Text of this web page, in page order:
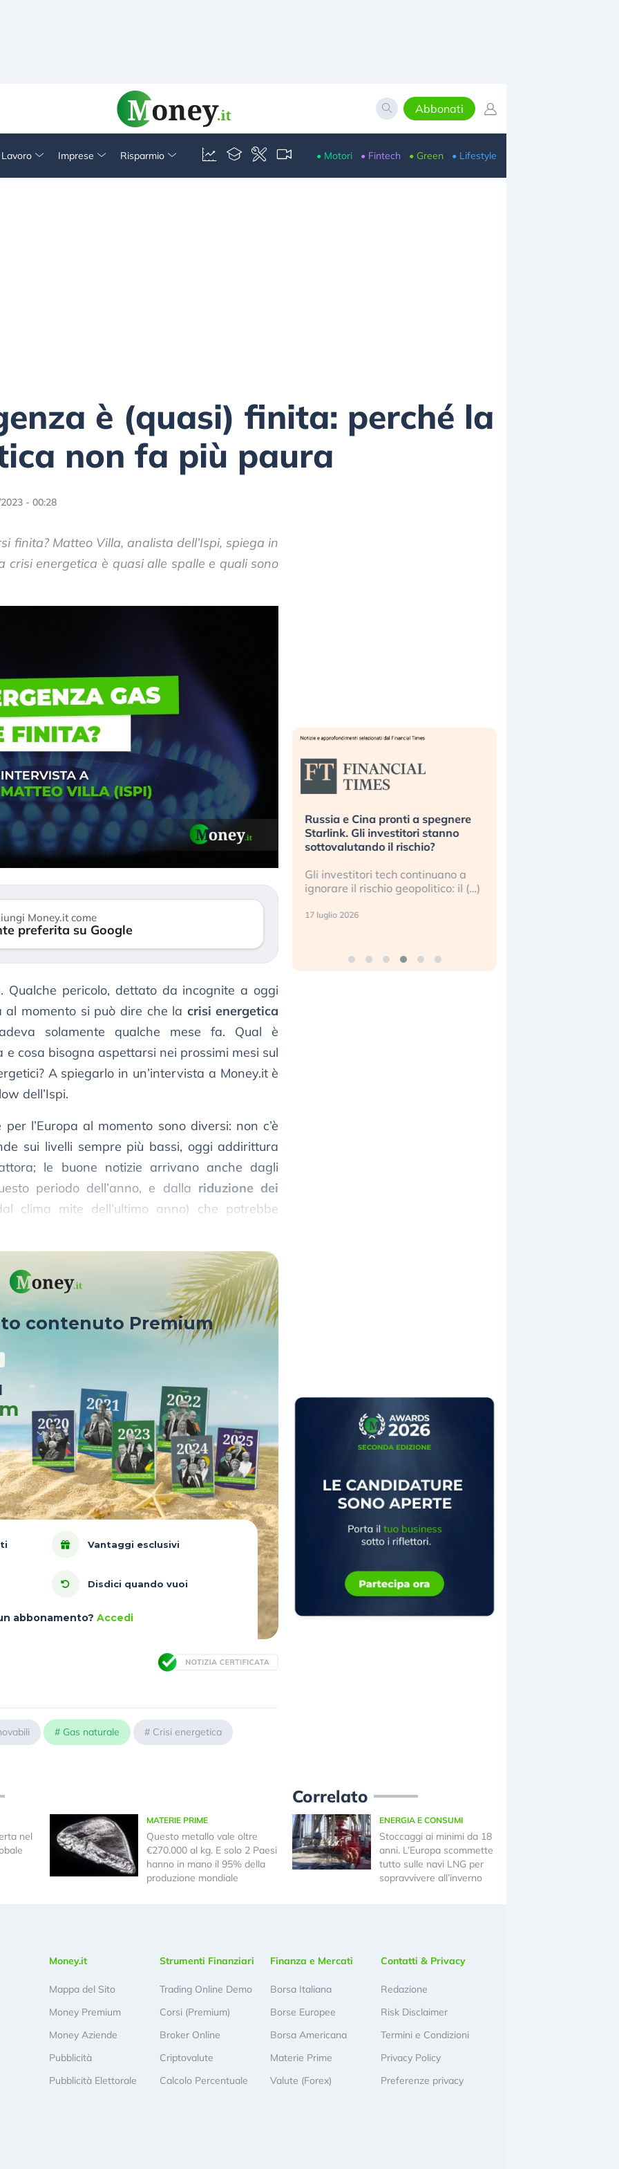
Abbonati
Imprese Risparmio • Motori • Fintech • Green • Lifestyle
è (quasi) finita: perché la
non fa più paura
- 00:28
finita? Matteo Villa, analista dell’Ispi, spiega in
crisi energetica è quasi alle spalle e quali sono
Money.it come
preferita su Google
. Qualche pericolo, dettato da incognite a oggi
momento si può dire che la crisi energetica
solamente qualche mese fa. Qual è
cosa bisogna aspettarsi nei prossimi mesi sul
A spiegarlo in un’intervista a Money.it è
dell’Ispi.
l’Europa al momento sono diversi: non c’è
sui livelli sempre più bassi, oggi addirittura
le buone notizie arrivano anche dagli
periodo dell’anno, e dalla riduzione dei
clima mite dell’ultimo anno) che potrebbe
contenuto Premium
Vantaggi esclusivi
Disdici quando vuoi
abbonamento? Accedi
# Gas naturale # Crisi energetica
Investitori
lo scoppio
retail (…)
Quando la finanza pesa più
dell’economia reale. L’America sta
ripetendo gli errori del 2008?
sempre più sganciata dall’economia
reale. (…)
24 luglio 2026
Russia e Cina pronti a spegnere
Starlink. Gli investitori stanno
sottovalutando il rischio?
Gli investitori tech continuano a
ignorare il rischio geopolitico: il (…)
17 luglio 2026
nel
MATERIE PRIME
Questo metallo vale oltre
€270.000 al kg. E solo 2 Paesi
hanno in mano il 95% della
produzione mondiale
Correlato
ENERGIA E CONSUMI
Stoccaggi ai minimi da 18
anni. L’Europa scommette
tutto sulle navi LNG per
sopravvivere all’inverno
Money.it
Mappa del Sito
Money Premium
Money Aziende
Pubblicità
Pubblicità Elettorale
Strumenti Finanziari
Trading Online Demo
Corsi (Premium)
Broker Online
Criptovalute
Calcolo Percentuale
Finanza e Mercati
Borsa Italiana
Borse Europee
Borsa Americana
Materie Prime
Valute (Forex)
Contatti & Privacy
Redazione
Risk Disclaimer
Termini e Condizioni
Privacy Policy
Preferenze privacy